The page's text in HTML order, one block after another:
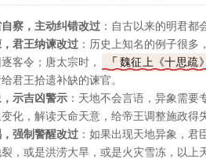
察，主动纠错改过 ：自古以来的明君都
君王纳谏改过 ：历史上知名的例子很多
客令；唐太宗时，
魏征上《十思疏》
君王拾遗补缺的谏官。
示吉凶警示 ：天地不会言语，异象需
化，解读天命天意，给帝王调整施政得
强制警醒改过 ：如果出现天地异象，
，或是洪涝大旱，或是火灾雪冻，以上